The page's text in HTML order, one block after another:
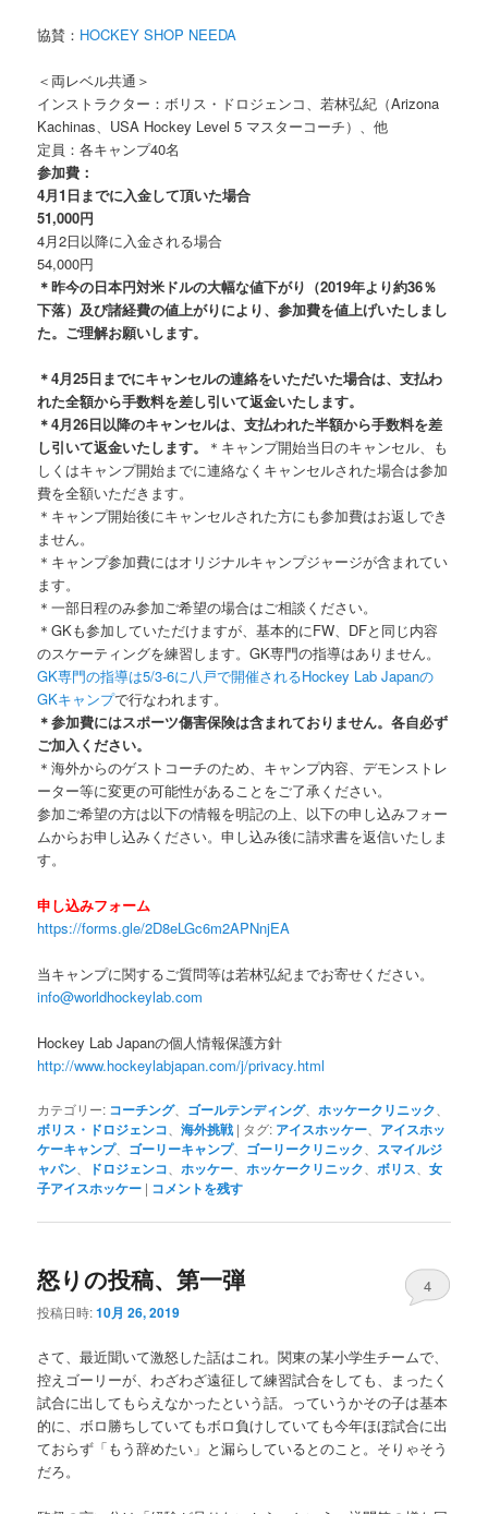
協賛： HOCKEY SHOP NEEDA
＜両レベル共通＞
インストラクター：ボリス・ドロジェンコ、若林弘紀（Arizona
Kachinas、USA Hockey Level 5 マスターコーチ）、他
定員：各キャンプ40名
参加費：
4月1日までに入金して頂いた場合
51,000円
4月2日以降に入金される場合
54,000円
＊昨今の日本円対米ドルの大幅な値下がり（2019年より約36％
下落）及び諸経費の値上がりにより、参加費を値上げいたしまし
た。ご理解お願いします。
＊4月25日までにキャンセルの連絡をいただいた場合は、支払わ
れた全額から手数料を差し引いて返金いたします。
＊4月26日以降のキャンセルは、支払われた半額から手数料を差
し引いて返金いたします。
＊キャンプ開始当日のキャンセル、も
しくはキャンプ開始までに連絡なくキャンセルされた場合は参加
費を全額いただきます。
＊キャンプ開始後にキャンセルされた方にも参加費はお返しでき
ません。
＊キャンプ参加費にはオリジナルキャンプジャージが含まれてい
ます。
＊一部日程のみ参加ご希望の場合はご相談ください。
＊GKも参加していただけますが、基本的にFW、DFと同じ内容
のスケーティングを練習します。GK専門の指導はありません。
GK専門の指導は5/3-6に八戸で開催されるHockey Lab Japanの
GKキャンプで行なわれます。
＊参加費にはスポーツ傷害保険は含まれておりません。各自必ず
ご加入ください。
＊海外からのゲストコーチのため、キャンプ内容、デモンストレ
ーター等に変更の可能性があることをご了承ください。
参加ご希望の方は以下の情報を明記の上、以下の申し込みフォー
ムからお申し込みください。申し込み後に請求書を返信いたしま
す。
申し込みフォーム
https://forms.gle/2D8eLGc6m2APNnjEA
当キャンプに関するご質問等は若林弘紀までお寄せください。
info@worldhockeylab.com
Hockey Lab Japanの個人情報保護方針
http://www.hockeylabjapan.com/j/privacy.html
カテゴリー: コーチング、 ゴールテンディング、ホッケークリニック
ボリス・ドロジェンコ 、海外挑戦 | タグ: アイスホッケー
アイスホッ
ケーキャンプ、 ゴーリーキャンプ、 ゴーリークリニック
スマイルジ
ャパン
ドロジェンコ 、ホッケー 、ホッケークリニック ボリス 、女
子アイスホッケー | コメントを残す
怒りの投稿、第一弾
投稿日時:10月 26, 2019
4
さて、最近聞いて激怒した話はこれ。関東の某小学生チームで、
控えゴーリーが、わざわざ遠征して練習試合をしても、まったく
試合に出してもらえなかったという話。っていうかその子は基本
的に、ボロ勝ちしていてもボロ負けしていても今年ほぼ試合に出
ておらず「もう辞めたい」と漏らしているとのこと。そりゃそう
だろ。